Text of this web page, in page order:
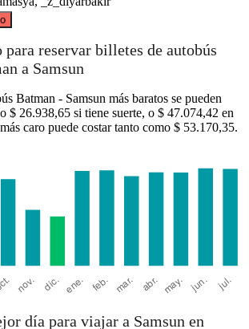
©CARTO, ©
reservar billetes de autobús
a Samsun
Batman - Samsun más baratos se pueden
$ 26.938,65 si tiene suerte, o $ 47.074,42 en
caro puede costar tanto como $ 53.170,35.
día para viajar a Samsun en